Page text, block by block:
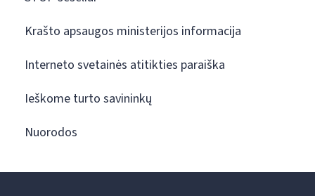
Krašto apsaugos ministerijos informacija
Interneto svetainės atitikties paraiška
Ieškome turto savininkų
Nuorodos